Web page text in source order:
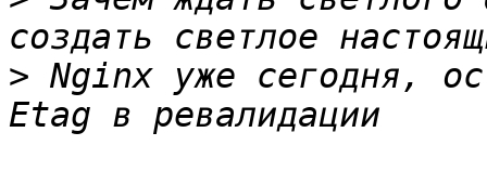
> Nginx уже сегодня,